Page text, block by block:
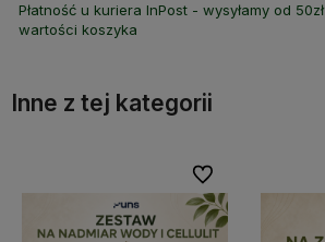
Płatność u kuriera InPost - wysyłamy od 50zł
wartości koszyka
Inne z tej kategorii
Do ulubionych